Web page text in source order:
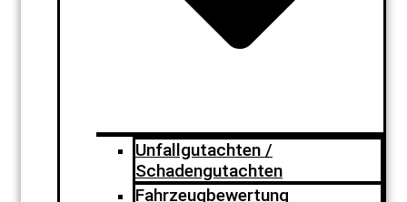
Unfallgutachten /
Schadengutachten
Fahrzeugbewertung